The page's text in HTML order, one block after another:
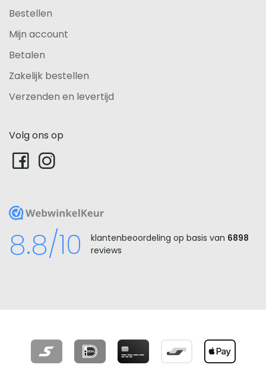
Bestellen
Mijn account
Betalen
Zakelijk bestellen
Verzenden en levertijd
Volg ons op
WebwinkelKeur
8.8/10 klantenbeoordeling op basis van 6898
reviews